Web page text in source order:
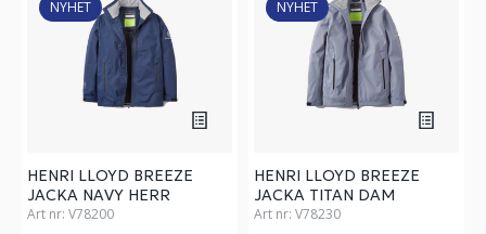
NYHET
HENRI LLOYD BREEZE
JACKA NAVY HERR
Art nr: V78200
NYHET
HENRI LLOYD BREEZE
JACKA TITAN DAM
Art nr: V78230